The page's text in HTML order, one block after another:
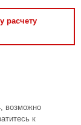
расчету
возможно
к